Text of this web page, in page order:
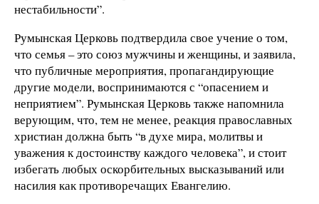
нестабильности”.
Румынская Церковь подтвердила свое учение о том,
что семья – это союз мужчины и женщины, и заявила,
что публичные мероприятия, пропагандирующие
другие модели, воспринимаются с “опасением и
неприятием”. Румынская Церковь также напомнила
верующим, что, тем не менее, реакция православных
христиан должна быть “в духе мира, молитвы и
уважения к достоинству каждого человека”, и стоит
избегать любых оскорбительных высказываний или
насилия как противоречащих Евангелию.